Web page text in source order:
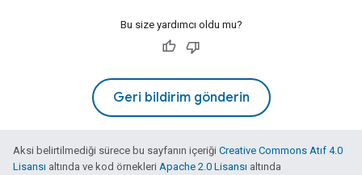
Bu size yardımcı oldu mu?
Geri bildirim gönderin
Aksi belirtilmediği sürece bu sayfanın içeriği Creative Commons Atıf 4.0
Lisansı altında ve kod örnekleri Apache 2.0 Lisansı altında